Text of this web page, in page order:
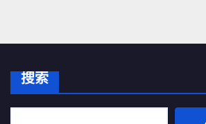
搜索